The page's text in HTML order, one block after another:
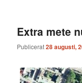
Extra mete
Publicerat28 augusti,